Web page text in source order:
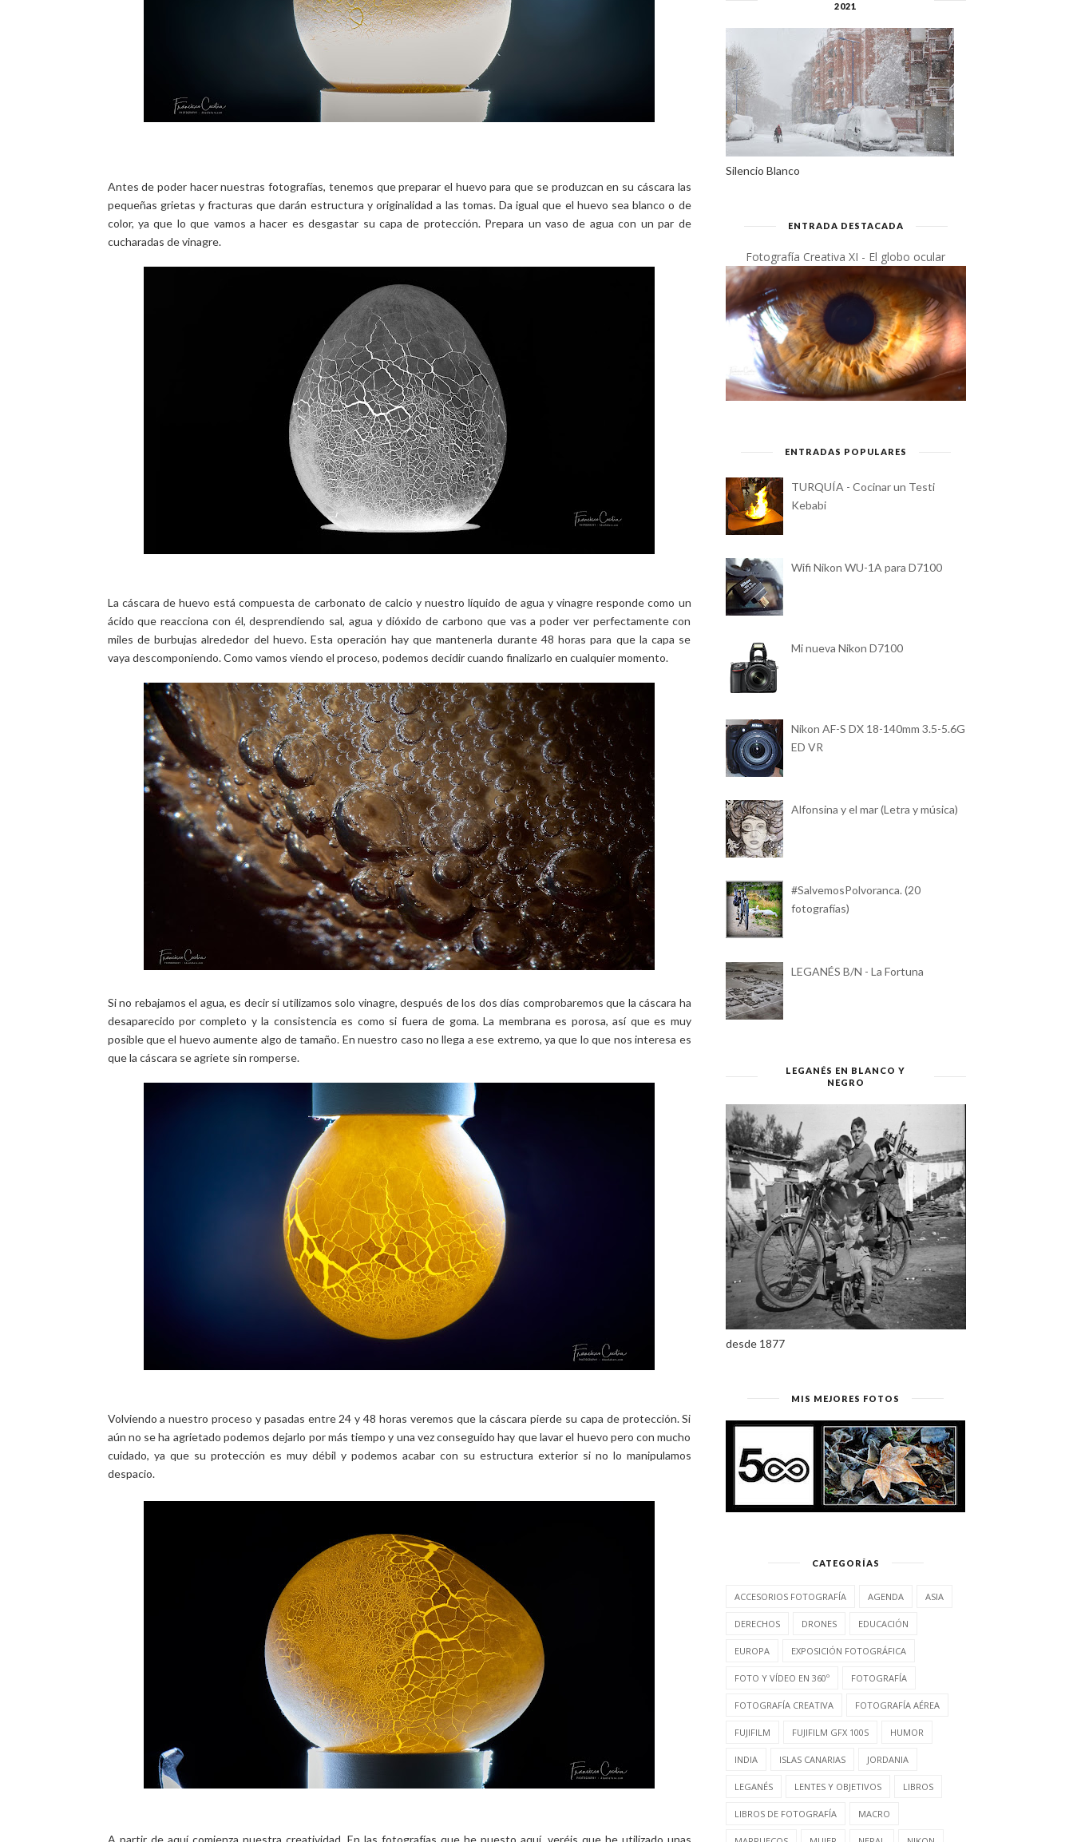
Antes de poder hacer nuestras fotografías, tenemos que preparar el huevo para que se produzcan en su cáscara las
pequeñas grietas y fracturas que darán estructura y originalidad a las tomas. Da igual que el huevo sea blanco o de
color, ya que lo que vamos a hacer es desgastar su capa de protección. Prepara un vaso de agua con un par de
cucharadas de vinagre.
La cáscara de huevo está compuesta de carbonato de calcio y nuestro líquido de agua y vinagre responde como un
ácido que reacciona con él, desprendiendo sal, agua y dióxido de carbono que vas a poder ver perfectamente con
miles de burbujas alrededor del huevo. Esta operación hay que mantenerla durante 48 horas para que la capa se
vaya descomponiendo. Como vamos viendo el proceso, podemos decidir cuando finalizarlo en cualquier momento.
Si no rebajamos el agua, es decir si utilizamos solo vinagre, después de los dos días comprobaremos que la cáscara ha
desaparecido por completo y la consistencia es como si fuera de goma. La membrana es porosa, así que es muy
posible que el huevo aumente algo de tamaño. En nuestro caso no llega a ese extremo, ya que lo que nos interesa es
que la cáscara se agriete sin romperse.
Volviendo a nuestro proceso y pasadas entre 24 y 48 horas veremos que la cáscara pierde su capa de protección. Si
aún no se ha agrietado podemos dejarlo por más tiempo y una vez conseguido hay que lavar el huevo pero con mucho
cuidado, ya que su protección es muy débil y podemos acabar con su estructura exterior si no lo manipulamos
despacio.
A partir de aquí comienza nuestra creatividad. En las fotografías que he puesto aquí, veréis que he utilizado unas
2021
Silencio Blanco
ENTRADA DESTACADA
Fotografía Creativa XI - El globo ocular
ENTRADAS POPULARES
TURQUÍA - Cocinar un Testi
Kebabi
Wifi Nikon WU-1A para D7100
Mi nueva Nikon D7100
Nikon AF-S DX 18-140mm 3.5-5.6G
ED VR
Alfonsina y el mar (Letra y música)
#SalvemosPolvoranca. (20
fotografías)
LEGANÉS B/N - La Fortuna
LEGANÉS EN BLANCO Y
NEGRO
desde 1877
MIS MEJORES FOTOS
CATEGORÍAS
ACCESORIOS FOTOGRAFÍA AGENDA ASIA
DERECHOS DRONES EDUCACIÓN
EUROPA EXPOSICIÓN FOTOGRÁFICA
FOTO Y VÍDEO EN 360º FOTOGRAFÍA
FOTOGRAFÍA CREATIVA FOTOGRAFÍA AÉREA
FUJIFILM FUJIFILM GFX 100S HUMOR
INDIA ISLAS CANARIAS JORDANIA
LEGANÉS LENTES Y OBJETIVOS LIBROS
LIBROS DE FOTOGRAFÍA MACRO